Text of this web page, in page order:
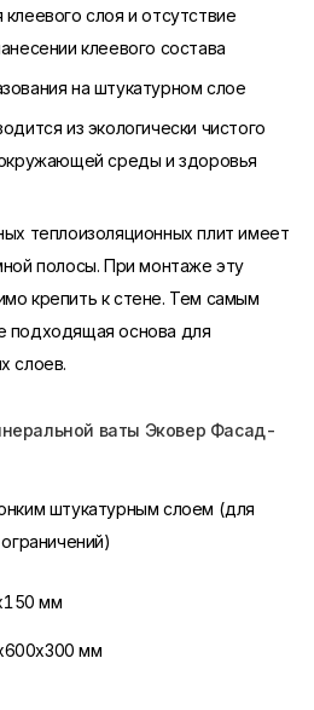
слоя и отсутствие
клеевого состава
на штукатурном слое
из экологически чистого
среды и здоровья
теплоизоляционных плит имеет
полосы. При монтаже эту
крепить к стене. Тем самым
подходящая основа для
слоев.
ваты Эковер Фасад-
штукатурным слоем (для
мм
мм